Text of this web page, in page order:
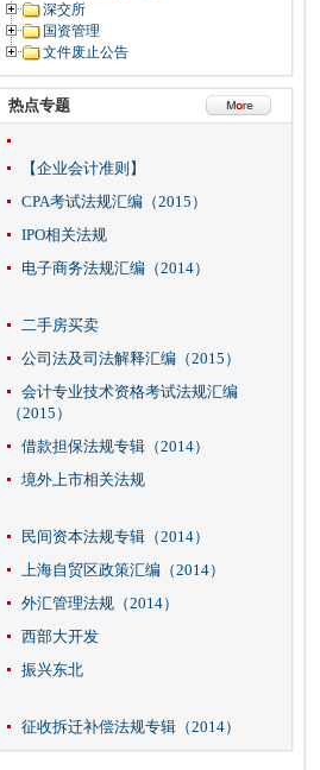
深交所
国资管理
文件废止公告
热点专题
【企业会计准则】
CPA考试法规汇编（2015）
IPO相关法规
电子商务法规汇编（2014）
二手房买卖
公司法及司法解释汇编（2015）
会计专业技术资格考试法规汇编
（2015）
借款担保法规专辑（2014）
境外上市相关法规
民间资本法规专辑（2014）
上海自贸区政策汇编（2014）
外汇管理法规（2014）
西部大开发
振兴东北
征收拆迁补偿法规专辑（2014）